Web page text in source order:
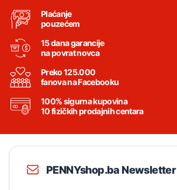
Plaćanje
pouzećem
15 dana garancije
na povrat novca
Preko 125.000
fanova na Facebooku
100% sigurna kupovina
10 fizičkih prodajnih centara
PENNYshop.ba Newsletter